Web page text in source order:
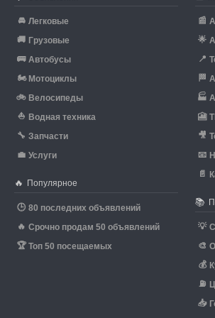
🚘 Легковые
🚚 Грузовые
🚌 Автобусы
🏍 Мотоциклы
🚲 Велосипеды
⛵ Водная техника
🔧 Запчасти
💼 Услуги
🔥 Популярное
🕒 80 последних объявлений
🔥 Срочно продам 50 объявлений
🏆 Топ 50 посещаемых
📰
🌟
📍
🏁
🏭
🎦
🎥
📧
📄
📚
💡
🎨
💰
⛽
📥